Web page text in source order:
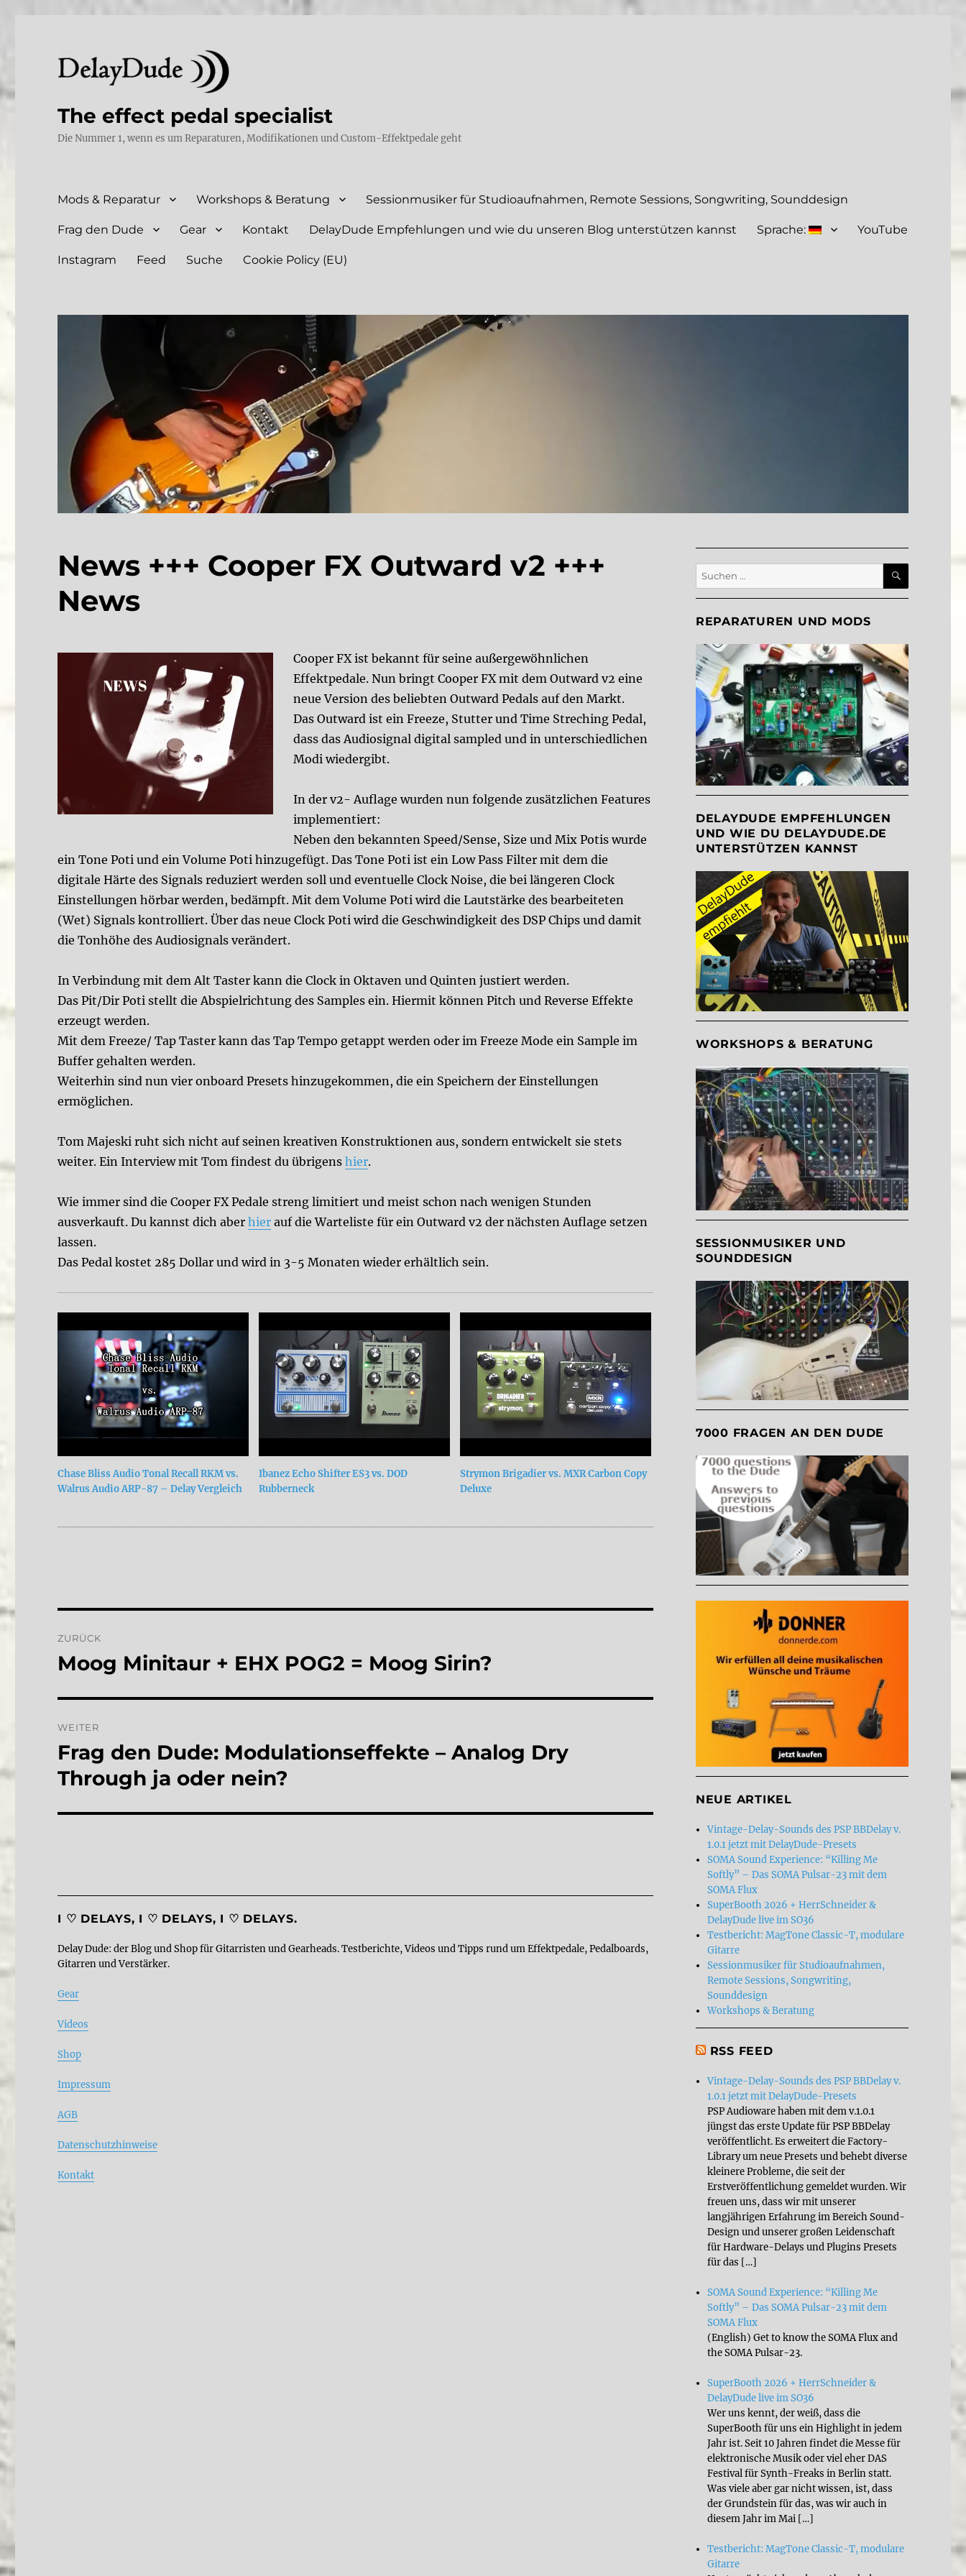
The effect pedal specialist
Die Nummer 1, wenn es um Reparaturen, Modifikationen und Custom-Effektpedale geht
Mods & Reparatur Workshops & Beratung Sessionmusiker für Studioaufnahmen, Remote Sessions, Songwriting, Sounddesign
Frag den Dude Gear Kontakt DelayDude Empfehlungen und wie du unseren Blog unterstützen kannst Sprache: YouTube
Instagram Feed Suche Cookie Policy (EU)
News +++ Cooper FX Outward v2 +++
News
Cooper FX ist bekannt für seine außergewöhnlichen
Effektpedale. Nun bringt Cooper FX mit dem Outward v2 eine
neue Version des beliebten Outward Pedals auf den Markt.
Das Outward ist ein Freeze, Stutter und Time Streching Pedal,
dass das Audiosignal digital sampled und in unterschiedlichen
Modi wiedergibt.
In der v2- Auflage wurden nun folgende zusätzlichen Features
implementiert:
Neben den bekannten Speed/Sense, Size und Mix Potis wurde
ein Tone Poti und ein Volume Poti hinzugefügt. Das Tone Poti ist ein Low Pass Filter mit dem die
digitale Härte des Signals reduziert werden soll und eventuelle Clock Noise, die bei längeren Clock
Einstellungen hörbar werden, bedämpft. Mit dem Volume Poti wird die Lautstärke des bearbeiteten
(Wet) Signals kontrolliert. Über das neue Clock Poti wird die Geschwindigkeit des DSP Chips und damit
die Tonhöhe des Audiosignals verändert.
In Verbindung mit dem Alt Taster kann die Clock in Oktaven und Quinten justiert werden.
Das Pit/Dir Poti stellt die Abspielrichtung des Samples ein. Hiermit können Pitch und Reverse Effekte
erzeugt werden.
Mit dem Freeze/ Tap Taster kann das Tap Tempo getappt werden oder im Freeze Mode ein Sample im
Buffer gehalten werden.
Weiterhin sind nun vier onboard Presets hinzugekommen, die ein Speichern der Einstellungen
ermöglichen.
Tom Majeski ruht sich nicht auf seinen kreativen Konstruktionen aus, sondern entwickelt sie stets
weiter. Ein Interview mit Tom findest du übrigenshier.
Wie immer sind die Cooper FX Pedale streng limitiert und meist schon nach wenigen Stunden
ausverkauft. Du kannst dich aberhier auf die Warteliste für ein Outward v2 der nächsten Auflage setzen
lassen.
Das Pedal kostet 285 Dollar und wird in 3-5 Monaten wieder erhältlich sein.
Chase Bliss Audio Tonal Recall RKM vs.
Walrus Audio ARP-87 – Delay Vergleich
Ibanez Echo Shifter ES3 vs. DOD
Rubberneck
Strymon Brigadier vs. MXR Carbon Copy
Deluxe
ZURÜCK
Vorheriger
Moog Minitaur + EHX POG2 = Moog Sirin?
WEITER
Nächster
Beitrag:
Frag den Dude: Modulationseffekte – Analog Dry
Through ja oder nein?
I ♡ DELAYS, I ♡ DELAYS, I ♡ DELAYS.
Delay Dude: der Blog und Shop für Gitarristen und Gearheads. Testberichte, Videos und Tipps rund um Effektpedale, Pedalboards,
Gitarren und Verstärker.
Gear
Videos
Shop
Impressum
AGB
Datenschutzhinweise
Kontakt
Suche
nach:
SUCHEN
REPARATUREN UND MODS
DELAYDUDE EMPFEHLUNGEN
UND WIE DU DELAYDUDE.DE
UNTERSTÜTZEN KANNST
WORKSHOPS & BERATUNG
SESSIONMUSIKER UND
SOUNDDESIGN
7000 FRAGEN AN DEN DUDE
NEUE ARTIKEL
Vintage-Delay-Sounds des PSP BBDelay v.
1.0.1 jetzt mit DelayDude-Presets
SOMA Sound Experience: “Killing Me
Softly” – Das SOMA Pulsar-23 mit dem
SOMA Flux
SuperBooth 2026 + HerrSchneider &
DelayDude live im SO36
Testbericht: MagTone Classic-T, modulare
Gitarre
Sessionmusiker für Studioaufnahmen,
Remote Sessions, Songwriting,
Sounddesign
Workshops & Beratung
RSS FEED
Vintage-Delay-Sounds des PSP BBDelay v.
1.0.1 jetzt mit DelayDude-Presets
PSP Audioware haben mit dem v.1.0.1
jüngst das erste Update für PSP BBDelay
veröffentlicht. Es erweitert die Factory-
Library um neue Presets und behebt diverse
kleinere Probleme, die seit der
Erstveröffentlichung gemeldet wurden. Wir
freuen uns, dass wir mit unserer
langjährigen Erfahrung im Bereich Sound-
Design und unserer großen Leidenschaft
für Hardware-Delays und Plugins Presets
für das […]
SOMA Sound Experience: “Killing Me
Softly” – Das SOMA Pulsar-23 mit dem
SOMA Flux
(English) Get to know the SOMA Flux and
the SOMA Pulsar-23.
SuperBooth 2026 + HerrSchneider &
DelayDude live im SO36
Wer uns kennt, der weiß, dass die
SuperBooth für uns ein Highlight in jedem
Jahr ist. Seit 10 Jahren findet die Messe für
elektronische Musik oder viel eher DAS
Festival für Synth-Freaks in Berlin statt.
Was viele aber gar nicht wissen, ist, dass
der Grundstein für das, was wir auch in
diesem Jahr im Mai […]
Testbericht: MagTone Classic-T, modulare
Gitarre